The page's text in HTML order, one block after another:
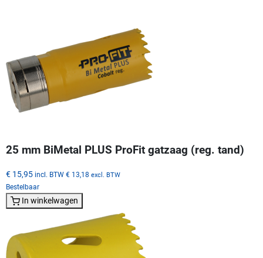
25 mm BiMetal PLUS ProFit gatzaag (reg. tand)
€ 15,95 incl. BTW € 13,18 excl. BTW
Bestelbaar
In winkelwagen